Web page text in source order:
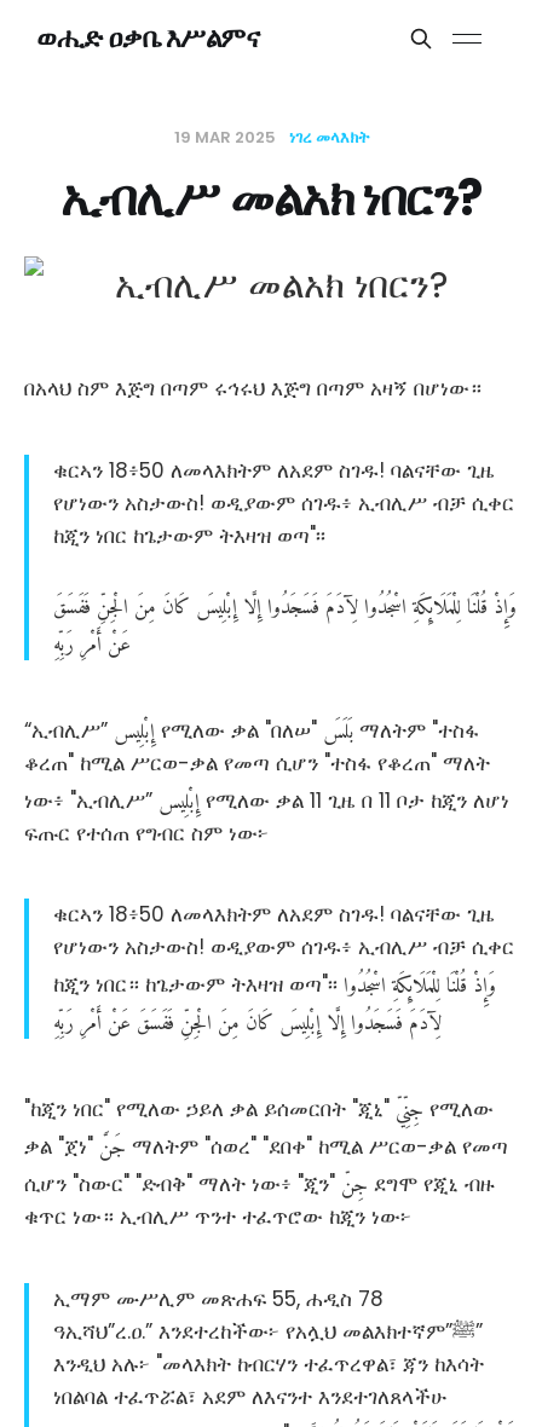
ወሒድ ዐቃቤ እሥልምና
19 MAR 2025 ነገረ መላእክት
ኢብሊሥ መልአክ ነበርን?
በአላህ ስም እጅግ በጣም ሩኅሩህ እጅግ በጣም አዛኝ በሆነው።
ቁርኣን 18፥50 ለመላእክትም ለአደም ስገዱ! ባልናቸው ጊዜ
የሆነውን አስታውስ! ወዲያውም ሰገዱ፥ ኢብሊሥ ብቻ ሲቀር
ከጂን ነበር ከጌታውም ትእዛዝ ወጣ"፡፡
وَإِذْقُلْنَالِلْمَلَائِكَةِاسْجُدُوالِآدَمَفَسَجَدُواإِلَّاإِبْلِيسَكَانَمِنَالْجِنِّفَفَسَقَ
عَنْأَمْرِرَبِّهِ
“ኢብሊሥ” إِبْلِيس የሚለው ቃል "በለሠ" بَلَسَ ማለትም "ተስፋ
ቆረጠ" ከሚል ሥርወ-ቃል የመጣ ሲሆን "ተስፋ የቆረጠ" ማለት
ነው፥ "ኢብሊሥ” إِبْلِيس የሚለው ቃል 11 ጊዜ በ 11 ቦታ ከጂን ለሆነ
ፍጡር የተሰጠ የግብር ስም ነው፦
ቁርኣን 18፥50 ለመላእክትም ለአደም ስገዱ! ባልናቸው ጊዜ
የሆነውን አስታውስ! ወዲያውም ሰገዱ፥ ኢብሊሥ ብቻ ሲቀር
ከጂን ነበር። ከጌታውም ትእዛዝ ወጣ"፡፡
وَإِذْقُلْنَالِلْمَلَائِكَةِاسْجُدُوا
لِآدَمَفَسَجَدُواإِلَّاإِبْلِيسَكَانَمِنَالْجِنِّفَفَسَقَعَنْأَمْرِرَبِّهِ
"ከጂን ነበር" የሚለው ኃይለ ቃል ይሰመርበት "ጂኒ" جِنِّيّ የሚለው
ቃል "ጀነ" جَنَّ ማለትም "ሰወረ" "ደበቀ" ከሚል ሥርወ-ቃል የመጣ
ሲሆን "ስውር" "ድብቅ" ማለት ነው፥ "ጂን" جِنّ ደግሞ የጂኒ ብዙ
ቁጥር ነው። ኢብሊሥ ጥንተ ተፈጥሮው ከጂን ነው፦
ኢማም ሙሥሊም መጽሐፍ 55, ሐዲስ 78
ዓኢሻህ”ረ.ዐ.” እንደተረከችው፦ የአሏህ መልእክተኛም”ﷺ”
እንዲህ አሉ፦ "መላእክት ከብርሃን ተፈጥረዋል፣ ጃን ከእሳት
ነበልባል ተፈጥሯል፣ አደም ለእናንተ እንደተገለጸላችሁ